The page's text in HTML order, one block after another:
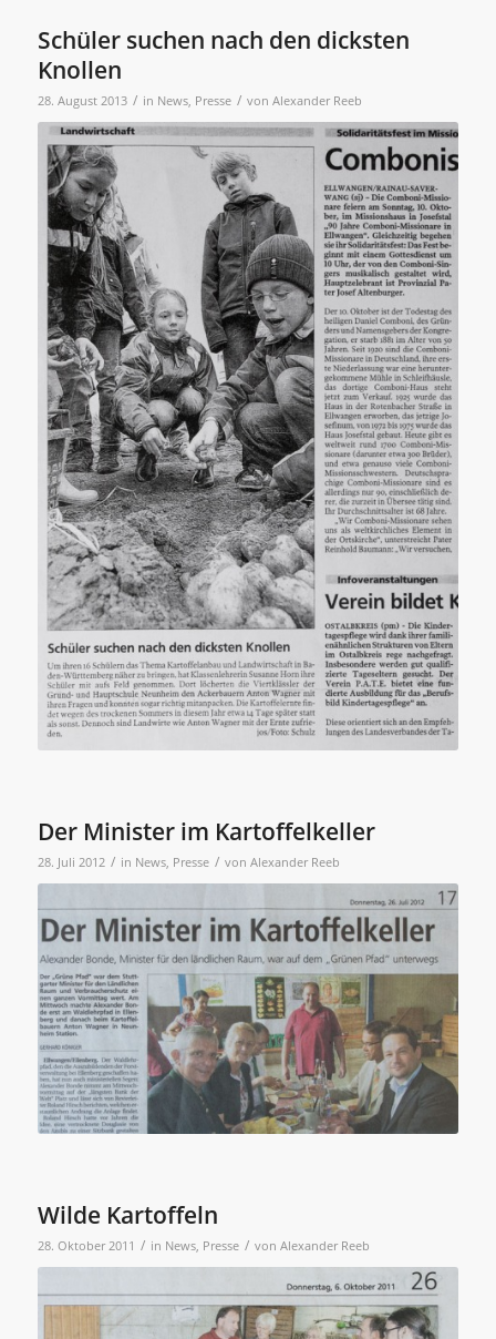
Schüler suchen nach den dicksten
Knollen
28. August 2013 / in News, Presse / von Alexander Reeb
Der Minister im Kartoffelkeller
28. Juli 2012 / in News, Presse / von Alexander Reeb
Wilde Kartoffeln
28. Oktober 2011 / in News, Presse / von Alexander Reeb